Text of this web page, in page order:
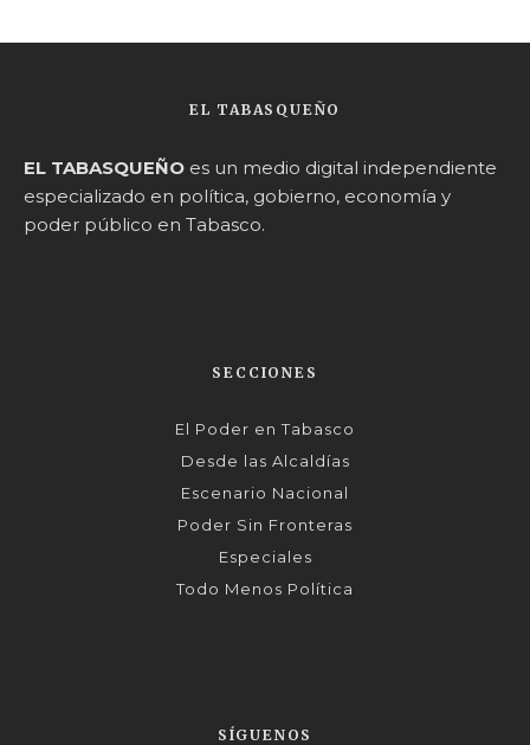
EL TABASQUEÑO
EL TABASQUEÑO es un medio digital independiente
especializado en política, gobierno, economía y
poder público en Tabasco.
SECCIONES
El Poder en Tabasco
Desde las Alcaldías
Escenario Nacional
Poder Sin Fronteras
Especiales
Todo Menos Política
SÍGUENOS